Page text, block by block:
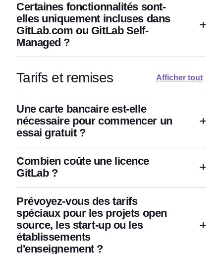
Certaines fonctionnalités sont-
elles uniquement incluses dans
GitLab.com ou GitLab Self-
Managed ?
Tarifs et remises Afficher tout
Une carte bancaire est-elle
nécessaire pour commencer un
essai gratuit ?
Combien coûte une licence
GitLab ?
Prévoyez-vous des tarifs
spéciaux pour les projets open
source, les start-up ou les
établissements
d'enseignement ?